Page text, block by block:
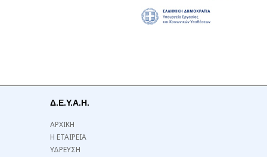
Δ.Ε.Υ.Α.Η.
ΑΡΧΙΚΗ
Η ΕΤΑΙΡΕΙΑ
ΥΔΡΕΥΣΗ